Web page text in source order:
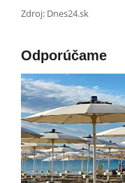
Zdroj: Dnes24.sk
Odporúčame